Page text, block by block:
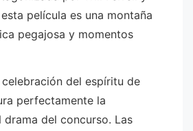
película es una montaña
pegajosa y momentos
del espíritu de
perfectamente la
del concurso. Las